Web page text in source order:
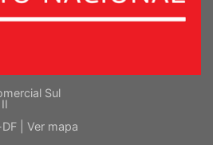
Sul
| Ver mapa